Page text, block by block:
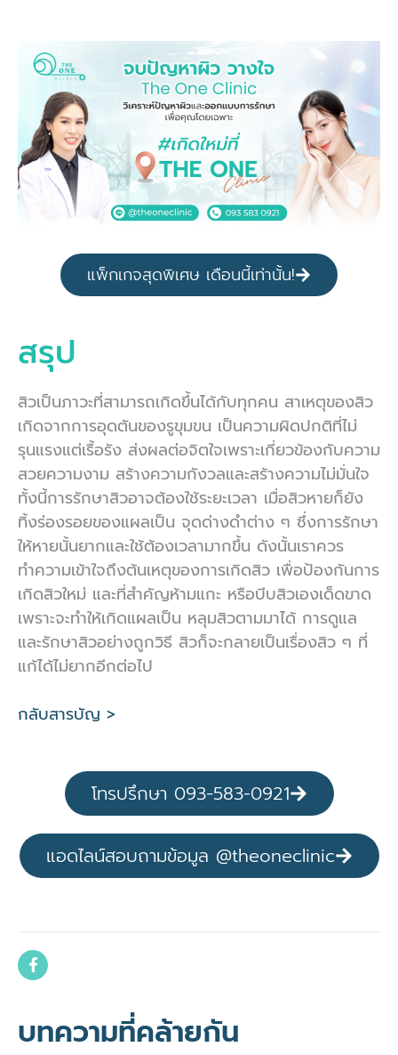
แพ็กเกจสุดพิเศษ เดือนนี้เท่านั้น!
สรุป
สิวเป็นภาวะที่สามารถเกิดขึ้นได้กับทุกคน สาเหตุของสิว
เกิดจากการอุดตันของรูขุมขน เป็นความผิดปกติที่ไม่
รุนแรงแต่เรื้อรัง ส่งผลต่อจิตใจเพราะเกี่ยวข้องกับความ
สวยความงาม สร้างความกังวลและสร้างความไม่มั่นใจ
ทั้งนี้การรักษาสิวอาจต้องใช้ระยะเวลา เมื่อสิวหายก็ยัง
ทิ้งร่องรอยของแผลเป็น จุดด่างดำต่าง ๆ ซึ่งการรักษา
ให้หายนั้นยากและใช้ต้องเวลามากขึ้น ดังนั้นเราควร
ทำความเข้าใจถึงต้นเหตุของการเกิดสิว เพื่อป้องกันการ
เกิดสิวใหม่ และที่สำคัญห้ามแกะ หรือบีบสิวเองเด็ดขาด
เพราะจะทำให้เกิดแผลเป็น หลุมสิวตามมาได้ การดูแล
และรักษาสิวอย่างถูกวิธี สิวก็จะกลายเป็นเรื่องสิว ๆ ที่
แก้ได้ไม่ยากอีกต่อไป
กลับสารบัญ >
โทรปรึกษา 093-583-0921
แอดไลน์สอบถามข้อมูล @theoneclinic
บทความที่คล้ายกัน